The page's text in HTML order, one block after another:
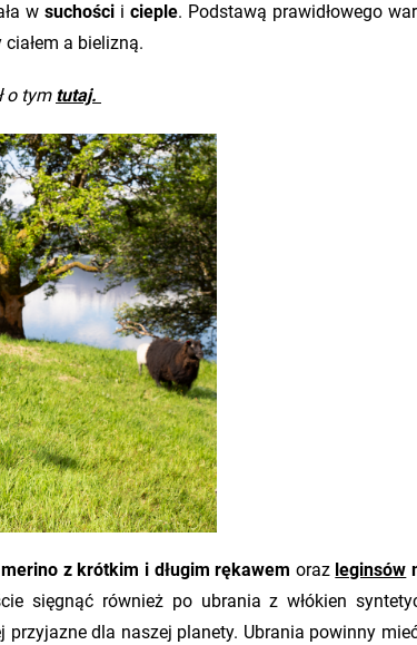
wsuchości icieple. Podstawą prawidłowego
a bielizną.
o tym tutaj.
merino z krótkim i długim rękawem oraz leginsów
sięgnąć również po ubrania z włókien
dla naszej planety. Ubrania powinny